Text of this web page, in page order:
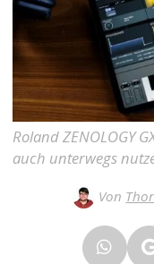
Roland ZENOLOGY
auch unterwegs
Von